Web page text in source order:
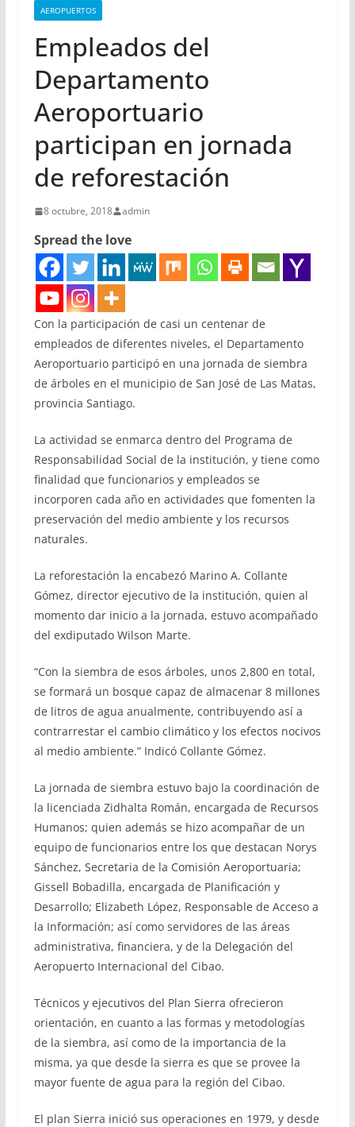
AEROPUERTOS
Empleados del
Departamento
Aeroportuario
participan en jornada
de reforestación
8 octubre, 2018 admin
Spread the love
Con la participación de casi un centenar de
empleados de diferentes niveles, el Departamento
Aeroportuario participó en una jornada de siembra
de árboles en el municipio de San José de Las Matas,
provincia Santiago.
La actividad se enmarca dentro del Programa de
Responsabilidad Social de la institución, y tiene como
finalidad que funcionarios y empleados se
incorporen cada año en actividades que fomenten la
preservación del medio ambiente y los recursos
naturales.
La reforestación la encabezó Marino A. Collante
Gómez, director ejecutivo de la institución, quien al
momento dar inicio a la jornada, estuvo acompañado
del exdiputado Wilson Marte.
“Con la siembra de esos árboles, unos 2,800 en total,
se formará un bosque capaz de almacenar 8 millones
de litros de agua anualmente, contribuyendo así a
contrarrestar el cambio climático y los efectos nocivos
al medio ambiente.” Indicó Collante Gómez.
La jornada de siembra estuvo bajo la coordinación de
la licenciada Zidhalta Román, encargada de Recursos
Humanos; quien además se hizo acompañar de un
equipo de funcionarios entre los que destacan Norys
Sánchez, Secretaria de la Comisión Aeroportuaria;
Gissell Bobadilla, encargada de Planificación y
Desarrollo; Elizabeth López, Responsable de Acceso a
la Información; así como servidores de las áreas
administrativa, financiera, y de la Delegación del
Aeropuerto Internacional del Cibao.
Técnicos y ejecutivos del Plan Sierra ofrecieron
orientación, en cuanto a las formas y metodologías
de la siembra, así como de la importancia de la
misma, ya que desde la sierra es que se provee la
mayor fuente de agua para la región del Cibao.
El plan Sierra inició sus operaciones en 1979, y desde